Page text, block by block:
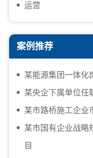
运营
案例推荐
某能源集团一体化
某央企下属单位任
某市路桥施工企业
某市国有企业战略
目